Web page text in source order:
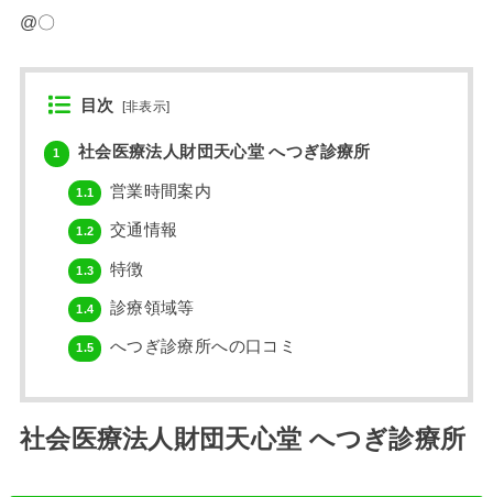
@〇
目次 [非表示]
1 社会医療法人財団天心堂 へつぎ診療所
1.1 営業時間案内
1.2 交通情報
1.3 特徴
1.4 診療領域等
1.5 へつぎ診療所への口コミ
社会医療法人財団天心堂 へつぎ診療所